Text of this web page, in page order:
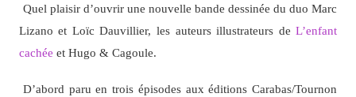
Quel plaisir d’ouvrir une nouvelle bande dessinée du duo Marc
Lizano et Loïc Dauvillier, les auteurs illustrateurs deL’enfant
cachée et Hugo & Cagoule.
D’abord paru en trois épisodes aux éditions Carabas/Tournon